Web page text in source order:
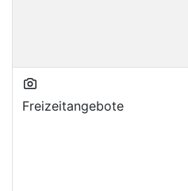
Freizeitangebote